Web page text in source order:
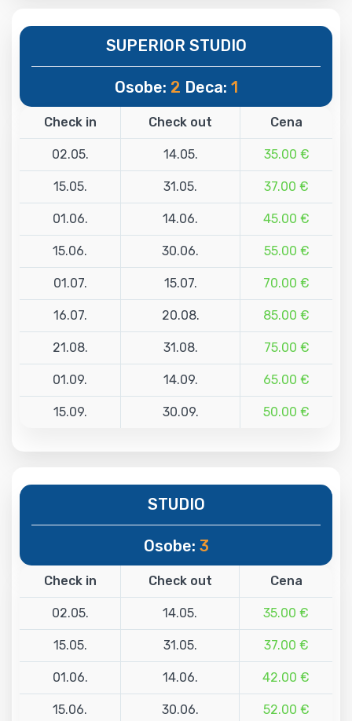
SUPERIOR STUDIO
Osobe: 2 Deca: 1
Check in Check out Cena
02.05. 14.05. 35.00 €
15.05. 31.05. 37.00 €
01.06. 14.06. 45.00 €
15.06. 30.06. 55.00 €
01.07. 15.07. 70.00 €
16.07. 20.08. 85.00 €
21.08. 31.08. 75.00 €
01.09. 14.09. 65.00 €
15.09. 30.09. 50.00 €
STUDIO
Osobe: 3
Check in Check out Cena
02.05. 14.05. 35.00 €
15.05. 31.05. 37.00 €
01.06. 14.06. 42.00 €
15.06. 30.06. 52.00 €